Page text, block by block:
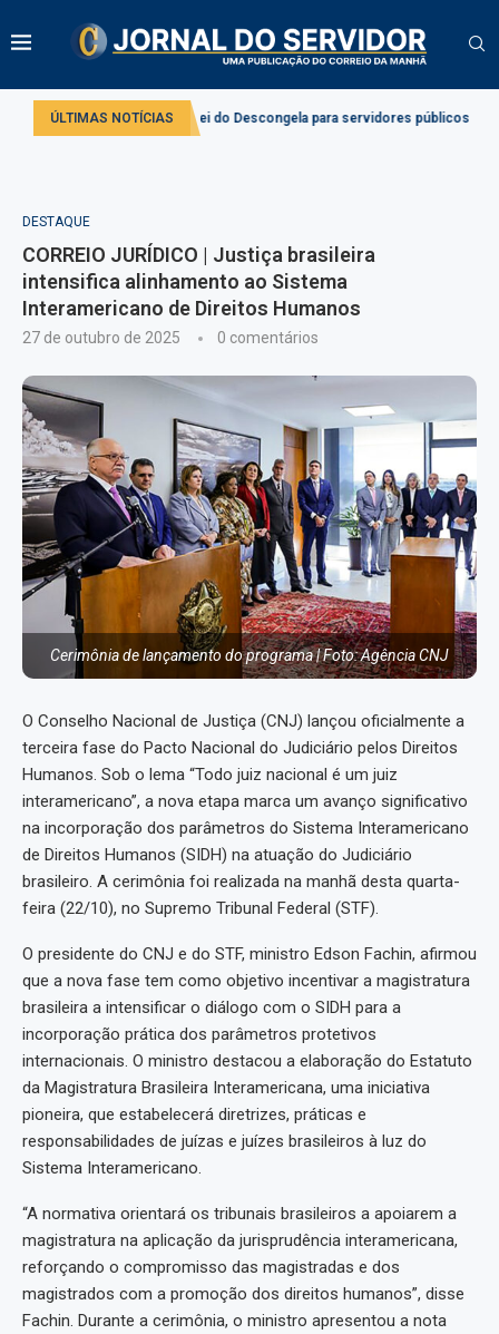
ÚLTIMAS NOTÍCIAS
da Lei do Descongela para servidores públicos Projeto cria
DESTAQUE
CORREIO JURÍDICO | Justiça brasileira
intensifica alinhamento ao Sistema
Interamericano de Direitos Humanos
27 de outubro de 2025 0 comentários
Cerimônia de lançamento do programa | Foto: Agência CNJ
O Conselho Nacional de Justiça (CNJ) lançou oficialmente a
terceira fase do Pacto Nacional do Judiciário pelos Direitos
Humanos. Sob o lema “Todo juiz nacional é um juiz
interamericano”, a nova etapa marca um avanço significativo
na incorporação dos parâmetros do Sistema Interamericano
de Direitos Humanos (SIDH) na atuação do Judiciário
brasileiro. A cerimônia foi realizada na manhã desta quarta-
feira (22/10), no Supremo Tribunal Federal (STF).
O presidente do CNJ e do STF, ministro Edson Fachin, afirmou
que a nova fase tem como objetivo incentivar a magistratura
brasileira a intensificar o diálogo com o SIDH para a
incorporação prática dos parâmetros protetivos
internacionais. O ministro destacou a elaboração do Estatuto
da Magistratura Brasileira Interamericana, uma iniciativa
pioneira, que estabelecerá diretrizes, práticas e
responsabilidades de juízas e juízes brasileiros à luz do
Sistema Interamericano.
“A normativa orientará os tribunais brasileiros a apoiarem a
magistratura na aplicação da jurisprudência interamericana,
reforçando o compromisso das magistradas e dos
magistrados com a promoção dos direitos humanos”, disse
Fachin. Durante a cerimônia, o ministro apresentou a nota